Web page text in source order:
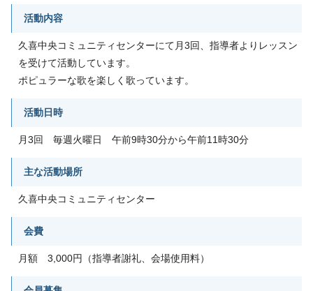
活動内容
久喜中央コミュニティセンターにて月3回、指導者よりレッスン
を受けて活動しています。
ポピュラーな歌を楽しく歌っています。
活動日時
月3回 毎週火曜日 午前9時30分から午前11時30分
主な活動場所
久喜中央コミュニティセンター
会費
月額 3,000円（指導者謝礼、会場使用料）